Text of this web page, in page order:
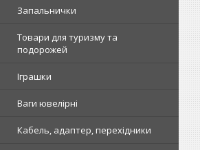
Запальнички
Товари для туризму та
подорожей
Іграшки
Ваги ювелірні
Кабель, адаптер, перехідники